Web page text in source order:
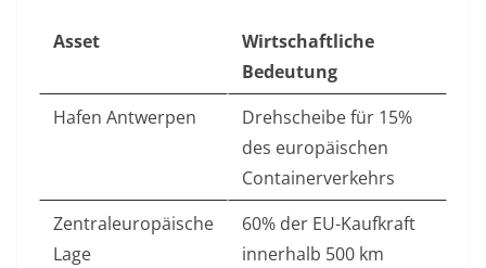
Asset
Wirtschaftliche
Bedeutung
Hafen Antwerpen
Drehscheibe für 15%
des europäischen
Containerverkehrs
Zentraleuropäische
Lage
60% der EU-Kaufkraft
innerhalb 500 km